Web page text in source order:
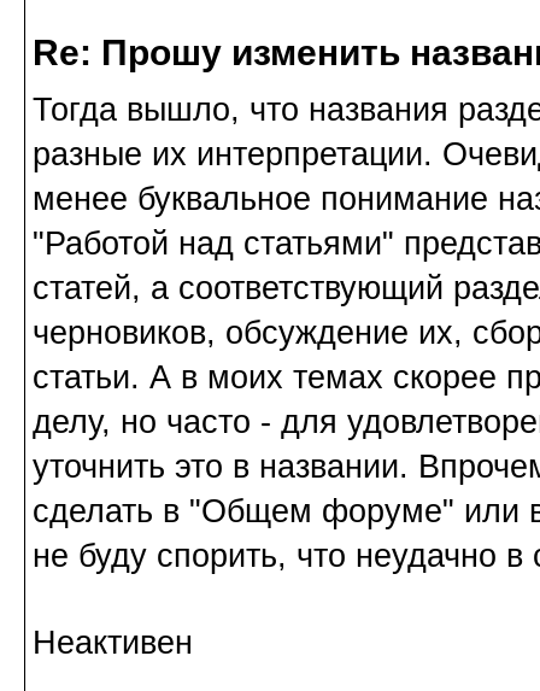
Re: Прошу изменить
Тогда вышло, что названия
разные их интерпретации.
менее буквальное понимание
"Работой над статьями"
статей, а соответствующий
черновиков, обсуждение их,
статьи. А в моих темах скорее
делу, но часто - для
уточнить это в названии.
сделать в "Общем форуме" или
не буду спорить, что неудачно
Неактивен